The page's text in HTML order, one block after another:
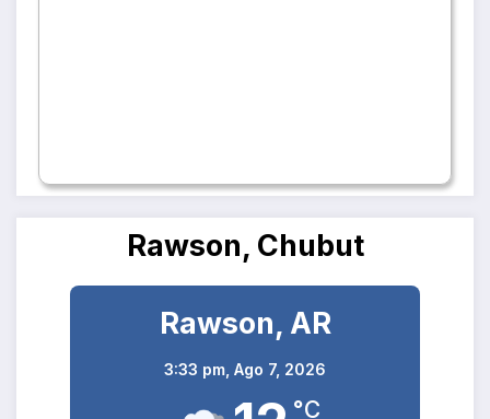
Rawson, Chubut
Rawson, AR
3:33 pm, Ago 7, 2026
°C